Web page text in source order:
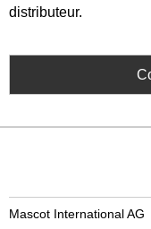
distributeur.
Mascot International AG